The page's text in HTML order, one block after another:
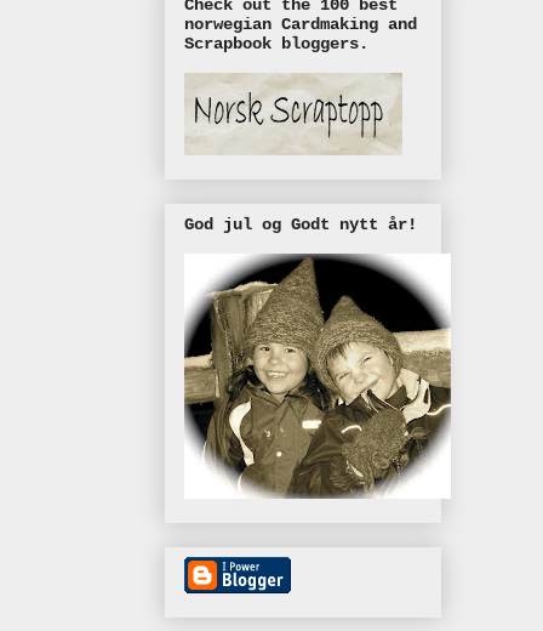
Check out the 100 best
norwegian Cardmaking and
Scrapbook bloggers.
God jul og Godt nytt år!